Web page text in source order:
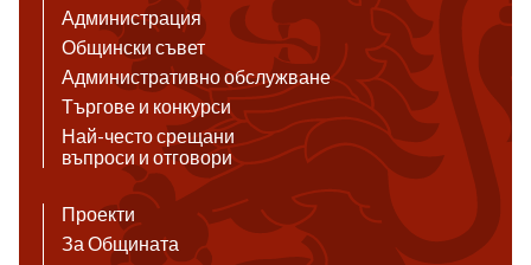
Администрация
Общински съвет
Административно обслужване
Търгове и конкурси
Най-често срещани
въпроси и отговори
Проекти
За Общината